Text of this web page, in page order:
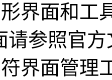
界面和工
请参照官
界面管理